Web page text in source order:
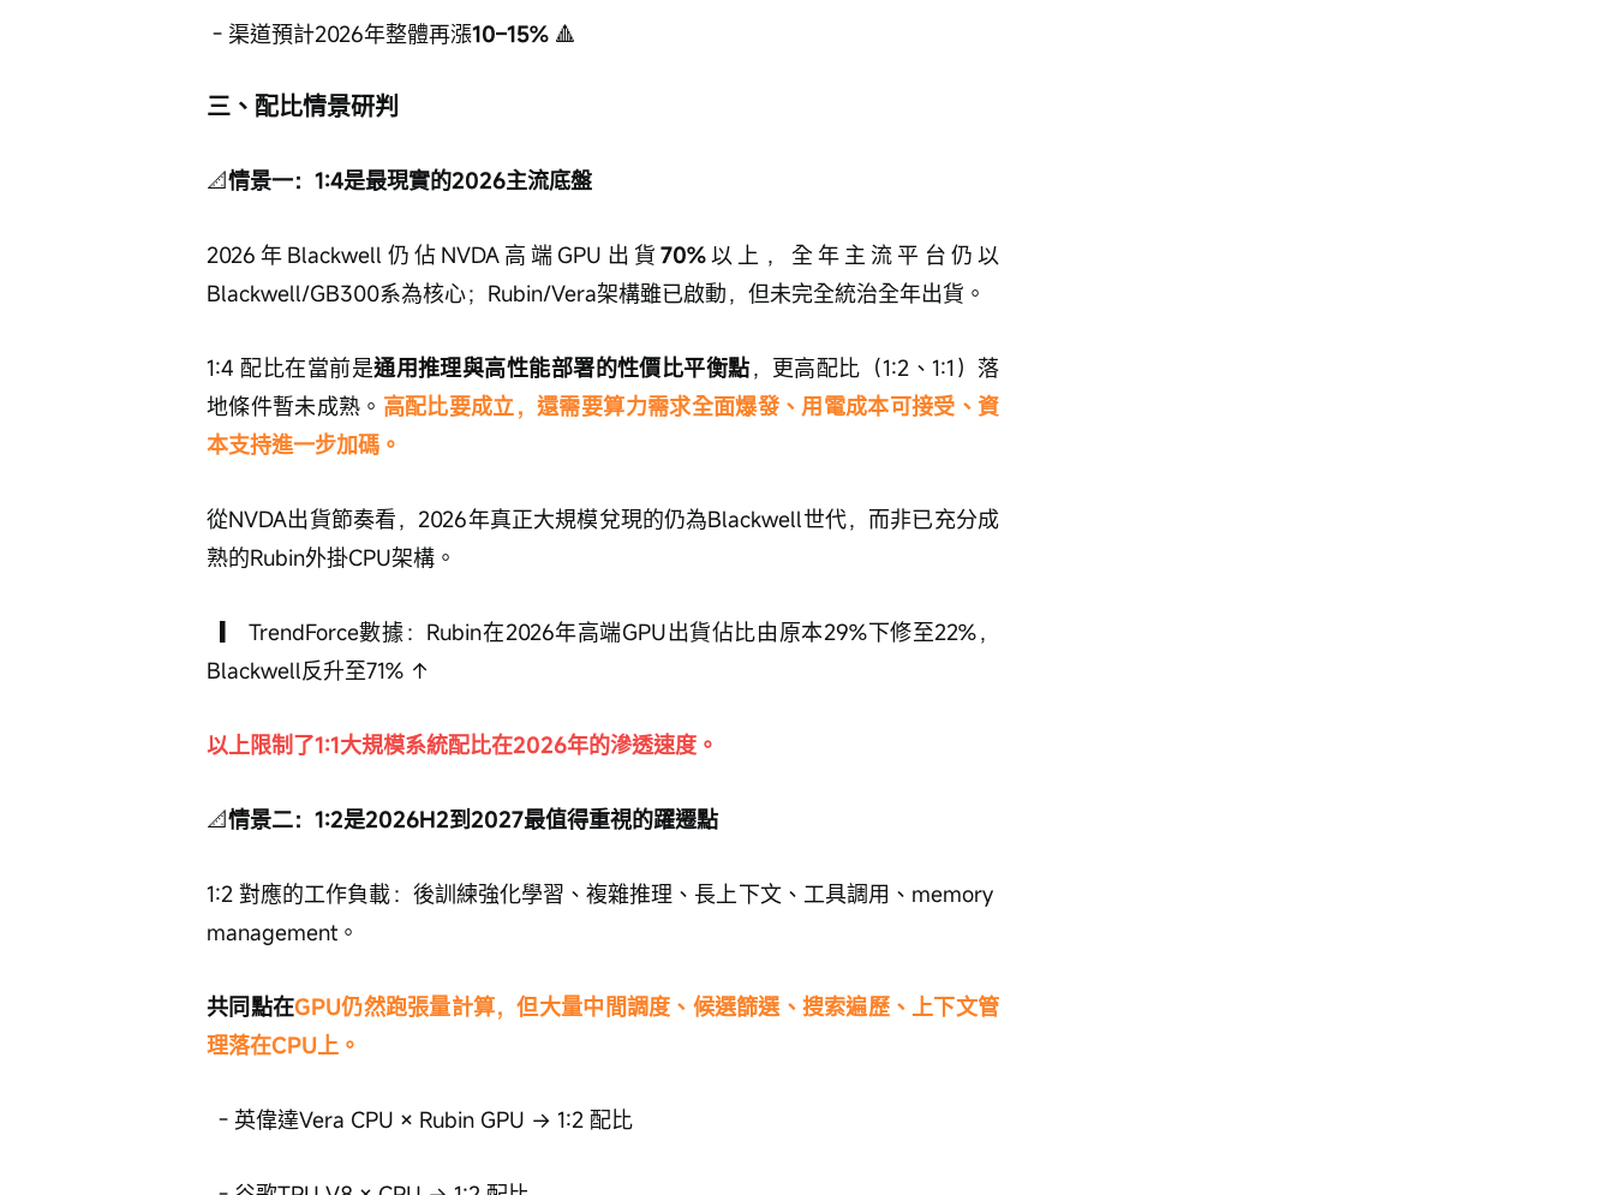
- 渠道預計2026年整體再漲10–15% 🔺
三、配比情景研判
📐情景一：1:4是最現實的2026主流底盤
2026年Blackwell仍佔NVDA高端GPU出貨 70%以上，全年主流平台仍以
Blackwell/GB300系為核心；Rubin/Vera架構雖已啟動，但未完全統治全年出貨。
1:4 配比在當前是通用推理與高性能部署的性價比平衡點，更高配比（1:2、1:1）落
地條件暫未成熟。 高配比要成立，還需要算力需求全面爆發、用電成本可接受、資
本支持進一步加碼。
從NVDA出貨節奏看，2026年真正大規模兌現的仍為Blackwell世代，而非已充分成
熟的Rubin外掛CPU架構。
Blackwell反升至71% ↑
以上限制了1:1大規模系統配比在2026年的滲透速度。
📐情景二：1:2是2026H2到2027最值得重視的躍遷點
1:2 對應的工作負載：後訓練強化學習、複雜推理、長上下文、工具調用、memory
management。
共同點在GPU仍然跑張量計算，但大量中間調度、候選篩選、搜索遍歷、上下文管
理落在CPU上。
- 英偉達Vera CPU × Rubin GPU → 1:2 配比